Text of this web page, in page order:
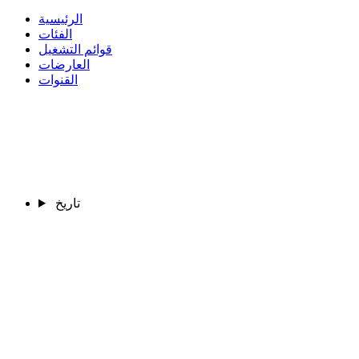
الرئيسية
الفئات
قوائم التشغيل
العارضات
القنوات
تاريخ